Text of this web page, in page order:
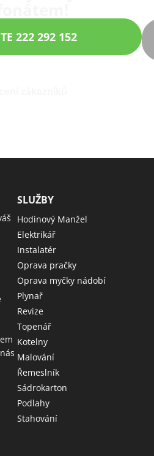
222 292 152
SLUŽBY
Hodinový Manžel
Elektrikář
Instalatér
Oprava pračky
Oprava myčky nádobí
Plynař
Revize
Topenář
Kotelny
Malování
Řemeslník
Sádrokarton
Podlahy
Stahování